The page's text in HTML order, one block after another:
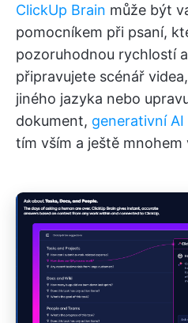
ClickUp Brain může být
pomocníkem při psaní,
pozoruhodnou rychlostí
připravujete scénář
jiného jazyka nebo
dokument, generativní
tím vším a ještě mnohem